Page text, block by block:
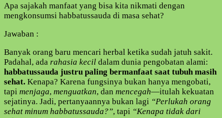
?”
TERNYATA
!
Apa sajakah manfaat yang bisa kita nikmati dengan
mengkonsumsi habbatussauda di masa sehat?
Jawaban :
Banyak orang baru mencari herbal ketika sudah jatuh sakit.
Padahal, ada rahasia kecil dalam dunia pengobatan alami:
habbatussauda justru paling bermanfaat saat tubuh masih
sehat. Kenapa? Karena fungsinya bukan hanya mengobati,
tapi menjaga, menguatkan, dan mencegah—itulah kekuatan
sejatinya. Jadi, pertanyaannya bukan lagi “Perlukah orang
sehat minum habbatussauda?”, tapi “Kenapa tidak dari